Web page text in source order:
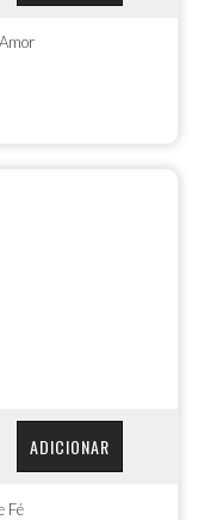
ADICIONAR
Fé